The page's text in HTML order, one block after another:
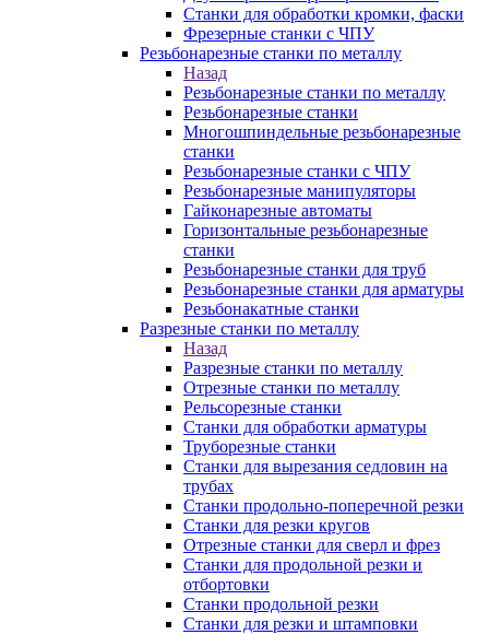
Станки для обработки кромки, фаски
Фрезерные станки с ЧПУ
Резьбонарезные станки по металлу
Назад
Резьбонарезные станки по металлу
Резьбонарезные станки
Многошпиндельные резьбонарезные
станки
Резьбонарезные станки с ЧПУ
Резьбонарезные манипуляторы
Гайконарезные автоматы
Горизонтальные резьбонарезные
станки
Резьбонарезные станки для труб
Резьбонарезные станки для арматуры
Резьбонакатные станки
Разрезные станки по металлу
Назад
Разрезные станки по металлу
Отрезные станки по металлу
Рельсорезные станки
Станки для обработки арматуры
Труборезные станки
Станки для вырезания седловин на
трубаx
Станки продольно-поперечной резки
Станки для резки кругов
Отрезные станки для сверл и фрез
Станки для продольной резки и
отбортовки
Станки продольной резки
Станки для резки и штамповки